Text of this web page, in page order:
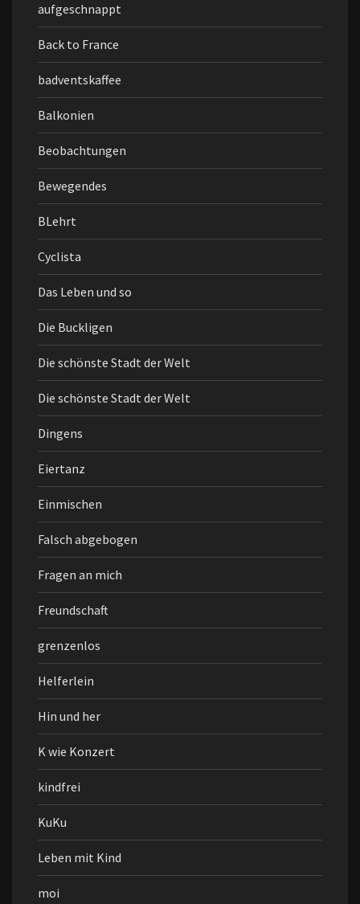
aufgeschnappt
Back to France
badventskaffee
Balkonien
Beobachtungen
Bewegendes
BLehrt
Cyclista
Das Leben und so
Die Buckligen
Die schönste Stadt der Welt
Die schönste Stadt der Welt
Dingens
Eiertanz
Einmischen
Falsch abgebogen
Fragen an mich
Freundschaft
grenzenlos
Helferlein
Hin und her
K wie Konzert
kindfrei
KuKu
Leben mit Kind
moi